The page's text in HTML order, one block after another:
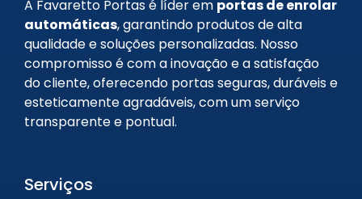
A Favaretto Portas é líder em portas de enrolar
automáticas, garantindo produtos de alta
qualidade e soluções personalizadas. Nosso
compromisso é com a inovação e a satisfação
do cliente, oferecendo portas seguras, duráveis e
esteticamente agradáveis, com um serviço
transparente e pontual.
Serviços